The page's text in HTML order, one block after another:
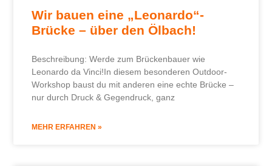
Wir bauen eine „Leonardo“-
Brücke – über den Ölbach!
Beschreibung: Werde zum Brückenbauer wie
Leonardo da Vinci!In diesem besonderen Outdoor-
Workshop baust du mit anderen eine echte Brücke –
nur durch Druck & Gegendruck, ganz
MEHR ERFAHREN »